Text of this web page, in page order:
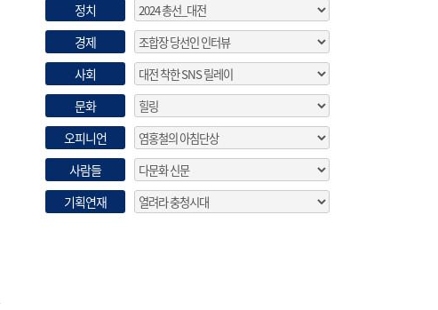
정치
경제
사회
문화
오피니언
사람들
기획연재